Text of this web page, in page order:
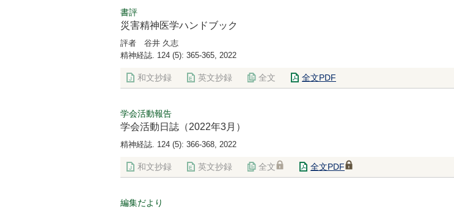
書評
災害精神医学ハンドブック
評者 谷井 久志
精神経誌. 124 (5): 365-365, 2022
和文抄録 英文抄録 全文 全文PDF
学会活動報告
学会活動日誌（2022年3月）
精神経誌. 124 (5): 366-368, 2022
和文抄録 英文抄録 全文 全文PDF
編集だより